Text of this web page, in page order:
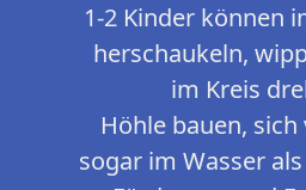
1-2 Kinder können
herschaukeln,
im Kreis
Höhle bauen,
sogar im Wasser